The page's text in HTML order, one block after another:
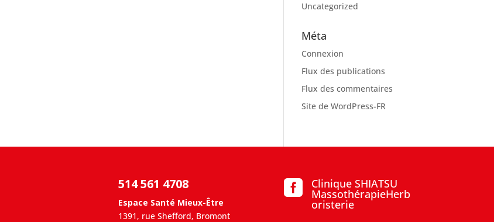
Uncategorized
Méta
Connexion
Flux des publications
Flux des commentaires
Site de WordPress-FR
514 561 4708
Espace Santé Mieux-Être
1391, rue Shefford, Bromont
 Clinique SHIATSU
MassothérapieHerb
oristerie